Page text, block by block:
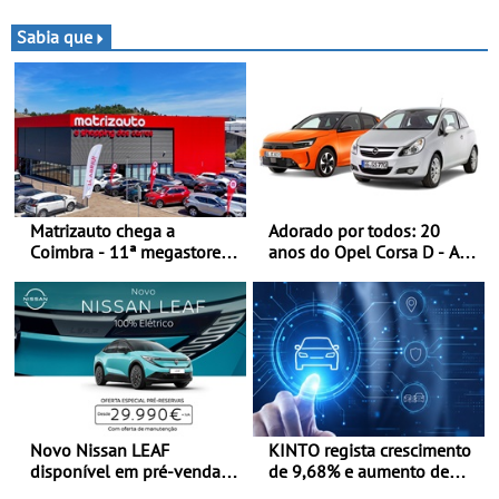
Almeida e Kris Meeke
performance premium
Sabia que
Matrizauto chega a
Coimbra - 11ª megastore
na Região Centro
Adorado por todos: 20
anos do Opel Corsa D - A
celebra a estreia mundial
no Salão Internacional do
Automóvel Britânico, em
Londres
Novo Nissan LEAF
disponível em pré-venda a
KINTO regista crescimento
de 9,68% e aumento de